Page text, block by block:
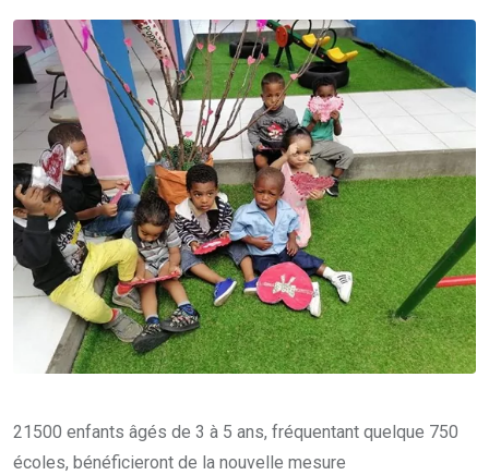
Email
21500 enfants âgés de 3 à 5 ans, fréquentant quelque 750
écoles, bénéficieront de la nouvelle mesure